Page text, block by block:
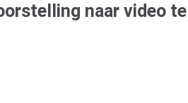
naar video